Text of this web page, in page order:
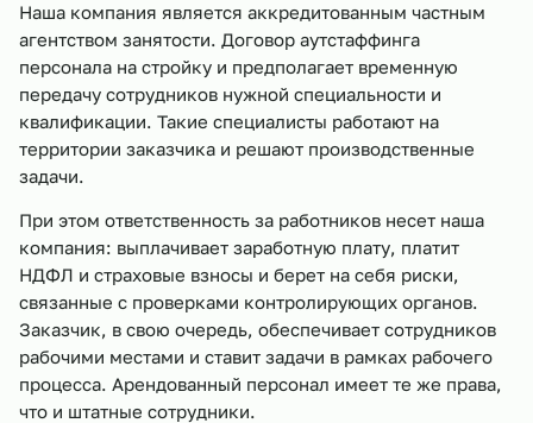
Наша компания является аккредитованным частным
агентством занятости. Договор аутстаффинга
персонала на стройку и предполагает временную
передачу сотрудников нужной специальности и
квалификации. Такие специалисты работают на
территории заказчика и решают производственные
задачи.
При этом ответственность за работников несет наша
компания: выплачивает заработную плату, платит
НДФЛ и страховые взносы и берет на себя риски,
связанные с проверками контролирующих органов.
Заказчик, в свою очередь, обеспечивает сотрудников
рабочими местами и ставит задачи в рамках рабочего
процесса. Арендованный персонал имеет те же права,
что и штатные сотрудники.